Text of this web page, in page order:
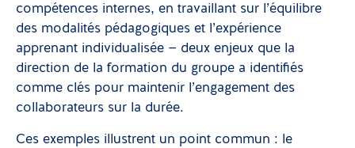
compétences internes, en travaillant sur l’équilibre
des modalités pédagogiques et l’expérience
apprenant individualisée — deux enjeux que la
direction de la formation du groupe a identifiés
comme clés pour maintenir l’engagement des
collaborateurs sur la durée.
Ces exemples illustrent un point commun : le